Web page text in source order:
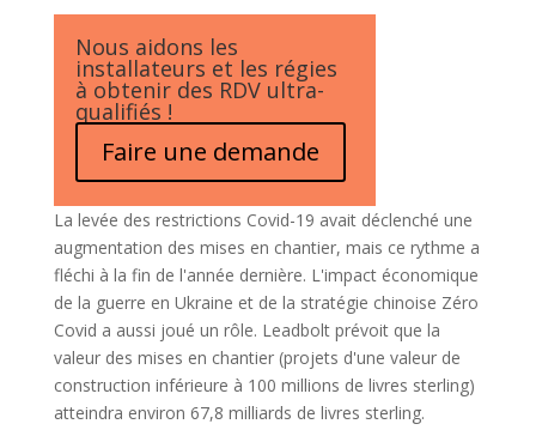
Nous aidons les
installateurs et les régies
à obtenir des RDV ultra-
qualifiés !
Faire une demande
La levée des restrictions Covid-19 avait déclenché une
augmentation des mises en chantier, mais ce rythme a
fléchi à la fin de l'année dernière. L'impact économique
de la guerre en Ukraine et de la stratégie chinoise Zéro
Covid a aussi joué un rôle. Leadbolt prévoit que la
valeur des mises en chantier (projets d'une valeur de
construction inférieure à 100 millions de livres sterling)
atteindra environ 67,8 milliards de livres sterling.